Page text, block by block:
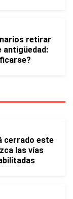
retirar
antigüedad:
cerrado este
las vías